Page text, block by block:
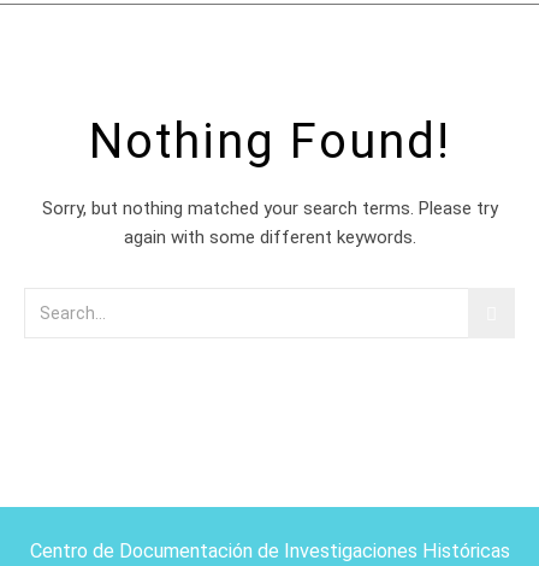
Nothing Found!
Sorry, but nothing matched your search terms. Please try
again with some different keywords.
Centro de Documentación de Investigaciones Históricas